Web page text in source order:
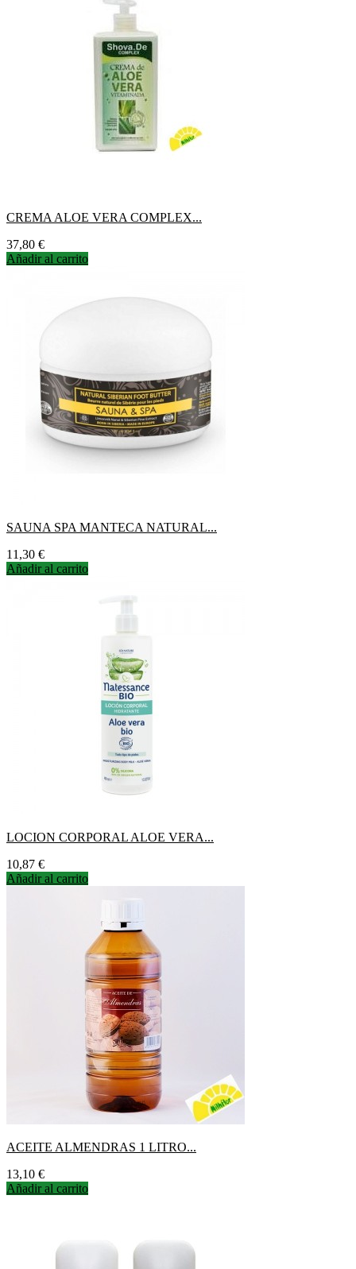
CREMA ALOE VERA COMPLEX...
Precio
37,80 €
Añadir al carrito
SAUNA SPA MANTECA NATURAL...
Precio
11,30 €
Añadir al carrito
LOCION CORPORAL ALOE VERA...
Precio
10,87 €
Añadir al carrito
ACEITE ALMENDRAS 1 LITRO...
Precio
13,10 €
Añadir al carrito